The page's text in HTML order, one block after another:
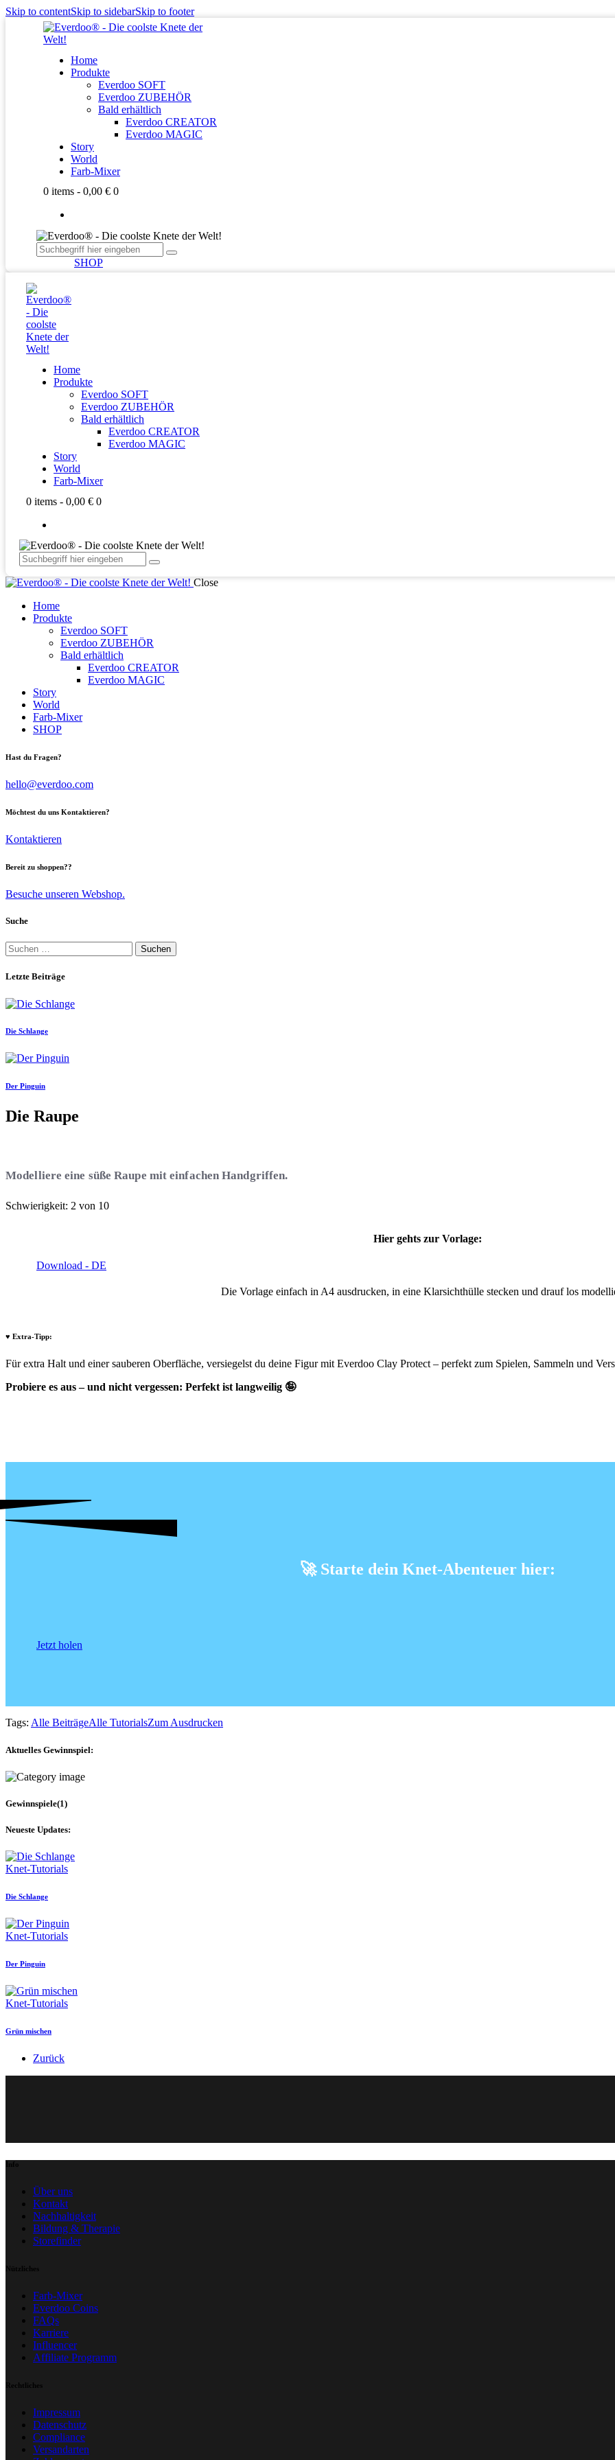
Skip to contentSkip to sidebarSkip to footer
Home
Produkte
Everdoo SOFT
Everdoo ZUBEHÖR
Bald erhältlich
Everdoo CREATOR
Everdoo MAGIC
Story
World
Farb-Mixer
0 items - 0,00 € 0
SHOP
Home
Produkte
Everdoo SOFT
Everdoo ZUBEHÖR
Bald erhältlich
Everdoo CREATOR
Everdoo MAGIC
Story
World
Farb-Mixer
0 items - 0,00 € 0
Close
Home
Produkte
Everdoo SOFT
Everdoo ZUBEHÖR
Bald erhältlich
Everdoo CREATOR
Everdoo MAGIC
Story
World
Farb-Mixer
SHOP
facebook-
instagram
tik-
Hast du Fragen?
hello@everdoo.com
Möchtest du uns Kontaktieren?
Kontaktieren
Bereit zu shoppen??
Besuche unseren Webshop.
Suche
Suchen
nach:
Letzte Beiträge
Die Schlange
Der Pinguin
Die Raupe
Modelliere eine süße Raupe mit einfachen Handgriffen.
Schwierigkeit: 2 von 10
Hier gehts zur Vorlage:
Download - DE
Die Vorlage einfach in A4 ausdrucken, in eine Klarsichthülle stecken und drauf los
♥️ Extra-Tipp:
Für extra Halt und einer sauberen Oberfläche, versiegelst du deine Figur mit Everdoo Clay Protect – perfekt zum Spielen, Sammeln und
Probiere es aus – und nicht vergessen: Perfekt ist langweilig 🤪
🚀 Starte dein Knet-Abenteuer hier:
Jetzt holen
Tags: Alle BeiträgeAlle TutorialsZum Ausdrucken
Aktuelles Gewinnspiel:
Gewinnspiele(1)
Neueste Updates:
Knet-Tutorials
Die Schlange
Knet-Tutorials
Der Pinguin
Knet-Tutorials
Grün mischen
Zurück
Info
Über uns
Kontakt
Nachhaltigkeit
Bildung & Therapie
Storefinder
Nützliches
Farb-Mixer
Everdoo Coins
FAQs
Karriere
Influencer
Affiliate Programm
Rechtliches
Impressum
Datenschutz
Compliance
Versandarten